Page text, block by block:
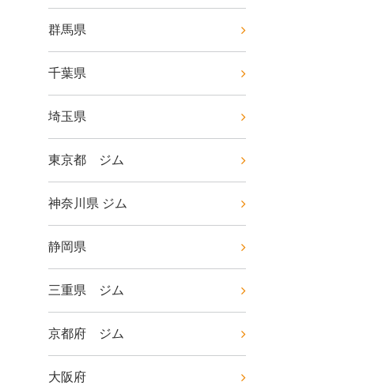
群馬県
千葉県
埼玉県
東京都 ジム
神奈川県 ジム
静岡県
三重県 ジム
京都府 ジム
大阪府